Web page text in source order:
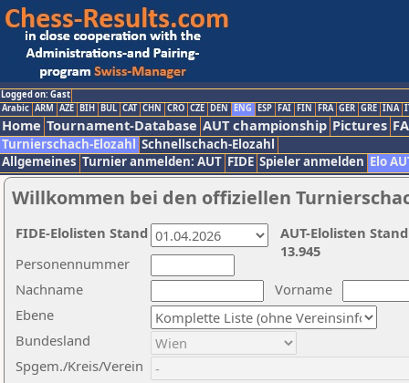
Logged on: Gast
Arabic ARM AZE BIH BUL CAT CHN CRO CZE DEN ENG ESP FAI FIN FRA GER GRE INA
Home Tournament-Database AUT championship Pictures
Turnierschach-Elozahl Schnellschach-Elozahl
Allgemeines Turnier anmelden: AUT FIDE Spieler anmelden Elo
Willkommen bei den offiziellen
Nachname
Vorname
Ebene
Personennummer
Bundesland
Spgem./Kreis/Verein
AUT-Elolisten
13.945
FIDE-Elolisten Stand